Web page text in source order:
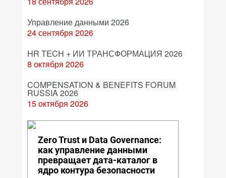
Управление данными 2026
24 сентября 2026
HR TECH + ИИ ТРАНСФОРМАЦИЯ 2026
8 октября 2026
COMPENSATION & BENEFITS FORUM
RUSSIA 2026
15 октября 2026
Zero Trust и Data Governance:
как управление данными
превращает дата-каталог в
ядро контура безопасности